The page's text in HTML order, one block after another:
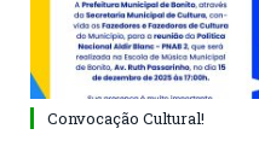
Convocação Cultural!